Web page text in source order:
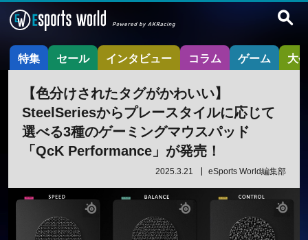
特集 セール インタビュー コラム ゲーム 大
【色分けされたタグがかわいい】
SteelSeriesからプレースタイルに応じて
選べる3種のゲーミングマウスパッド
「QcK Performance」が発売！
2025.3.21 eSports World編集部